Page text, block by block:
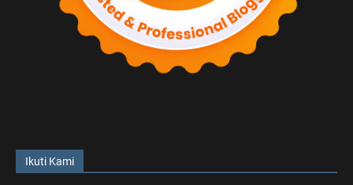
Ikuti Kami